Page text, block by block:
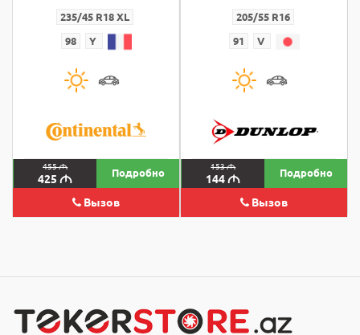
235/45 R18 XL
98 Y
455M
425M Подробно
Вызов
205/55 R16
91 V
153M
144M Подробно
Вызов